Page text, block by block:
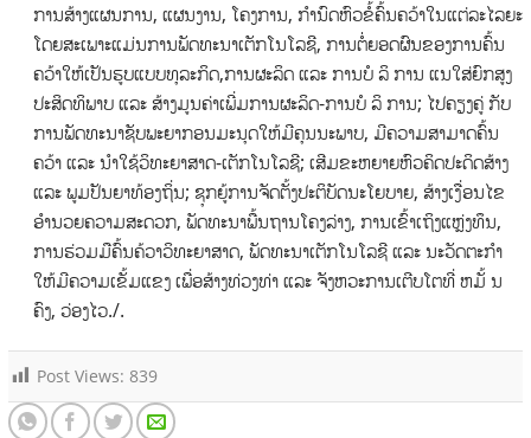
ການສ້າງແຜນການ, ແຜນງານ, ໂຄງການ, ກໍານົດຫົວຂໍ້ຄົ້ນຄວ້າໃນແຕ່ລະໄລຍະ
ໂດຍສະເພາະແມ່ນການພັດທະນາເຕັກໂນໂລຊີ, ການຕໍ່ຍອດຜົນຂອງການຄົ້ນ
ຄວ້າໃຫ້ເປັນຮູບແບບທຸລະກິດ,ການຜະລິດ ແລະ ການບໍ ລິ ການ ແນໃສ່ຍົກສູງ
ປະສິດທິພາບ ແລະ ສ້າງມູນຄ່າເພີ່ມການຜະລິດ-ການບໍ ລິ ການ; ໄປຄຽງຄູ່ ກັບ
ການພັດທະນາຊັບພະຍາກອນມະນຸດໃຫ້ມີຄຸນນະພາບ, ມີຄວາມສາມາດຄົ້ນ
ຄວ້າ ແລະ ນໍາໃຊ້ວິທະຍາສາດ-ເຕັກໂນໂລຊີ; ເສີມຂະຫຍາຍຫົວຄິດປະດິດສ້າງ
ແລະ ພູມປັນຍາທ້ອງຖິ່ນ; ຊຸກຍູ້ການຈັດຕັ້ງປະຕິບັດນະໂຍບາຍ, ສ້າງເງື່ອນໄຂ
ອໍານວຍຄວາມສະດວກ, ພັດທະນາພື້ນຖານໂຄງລ່າງ, ການເຂົ້າເຖິງແຫຼ່ງທຶນ,
ການຮ່ວມມືຄົ້ນຄ້ວາວິທະຍາສາດ, ພັດທະນາເຕັກໂນໂລຊີ ແລະ ນະວັດຕະກໍາ
ໃຫ້ມີຄວາມເຂັ້ມແຂງ ເພື່ອສ້າງທ່ວງທ່າ ແລະ ຈັງຫວະການເຕີບໂຕທີ່ ຫມັ້ ນ
ຄົງ, ວ່ອງໄວ./.
Post Views: 839